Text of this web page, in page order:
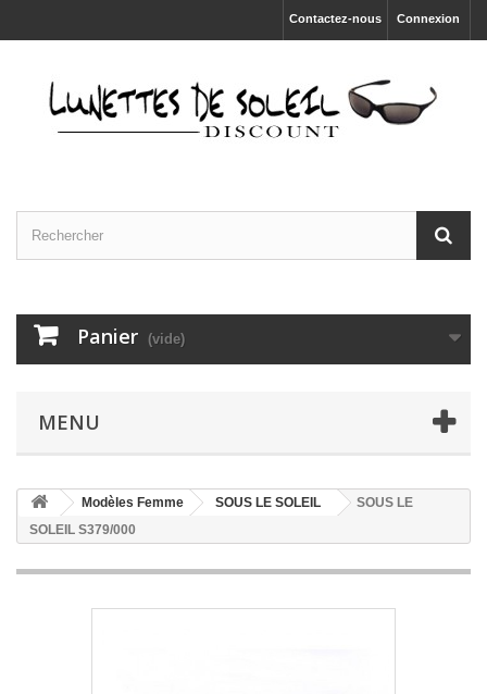
Connexion
Contactez-nous
Panier (vide)
MENU
Modèles Femme SOUS LE SOLEIL
SOUS LE
SOLEIL S379/000